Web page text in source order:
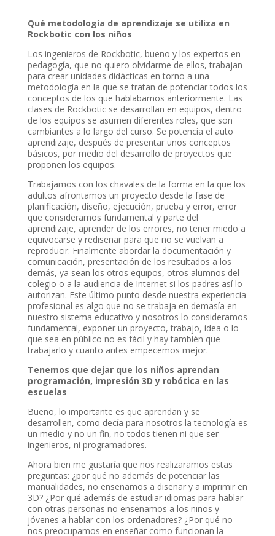
Qué metodología de aprendizaje se utiliza en
Rockbotic con los niños
Los ingenieros de Rockbotic, bueno y los expertos en
pedagogía, que no quiero olvidarme de ellos, trabajan
para crear unidades didácticas en torno a una
metodología en la que se tratan de potenciar todos los
conceptos de los que hablabamos anteriormente. Las
clases de Rockbotic se desarrollan en equipos, dentro
de los equipos se asumen diferentes roles, que son
cambiantes a lo largo del curso. Se potencia el auto
aprendizaje, después de presentar unos conceptos
básicos, por medio del desarrollo de proyectos que
proponen los equipos.
Trabajamos con los chavales de la forma en la que los
adultos afrontamos un proyecto desde la fase de
planificación, diseño, ejecución, prueba y error, error
que consideramos fundamental y parte del
aprendizaje, aprender de los errores, no tener miedo a
equivocarse y rediseñar para que no se vuelvan a
reproducir. Finalmente abordar la documentación y
comunicación, presentación de los resultados a los
demás, ya sean los otros equipos, otros alumnos del
colegio o a la audiencia de Internet si los padres así lo
autorizan. Este último punto desde nuestra experiencia
profesional es algo que no se trabaja en demasía en
nuestro sistema educativo y nosotros lo consideramos
fundamental, exponer un proyecto, trabajo, idea o lo
que sea en público no es fácil y hay también que
trabajarlo y cuanto antes empecemos mejor.
Tenemos que dejar que los niños aprendan
programación, impresión 3D y robótica en las
escuelas
Bueno, lo importante es que aprendan y se
desarrollen, como decía para nosotros la tecnología es
un medio y no un fin, no todos tienen ni que ser
ingenieros, ni programadores.
Ahora bien me gustaría que nos realizaramos estas
preguntas: ¿por qué no además de potenciar las
manualidades, no enseñamos a diseñar y a imprimir en
3D? ¿Por qué además de estudiar idiomas para hablar
con otras personas no enseñamos a los niños y
jóvenes a hablar con los ordenadores? ¿Por qué no
nos preocupamos en enseñar como funcionan la